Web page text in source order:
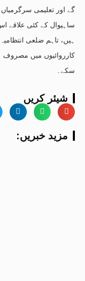
گے اور تعلیمی
ساہیوال کے کئی علاقے
ہیں، تاہم ضلعی
کارروائیوں میں مصروف
سکے۔
شیئر کریں
:مزید خبریں